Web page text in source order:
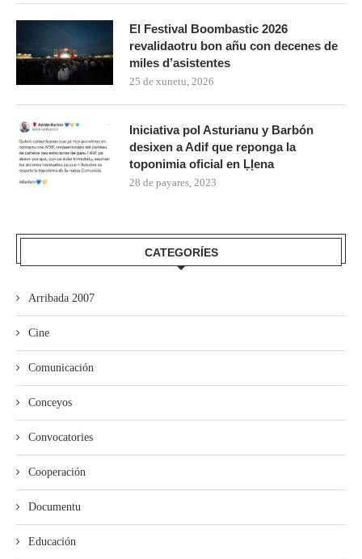
El Festival Boombastic 2026
revalidaotru bon añu con decenes de
miles d’asistentes
25 de xunetu, 2026
Iniciativa pol Asturianu y Barbón
desixen a Adif que reponga la
toponimia oficial en Ḷḷena
28 de payares, 2023
CATEGORÍES
Arribada 2007
Cine
Comunicación
Conceyos
Convocatories
Cooperación
Documentu
Educación